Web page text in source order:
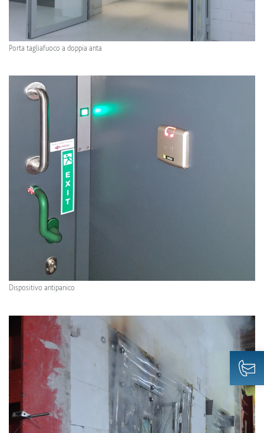
Porta tagliafuoco a doppia anta
Dispositivo antipanico